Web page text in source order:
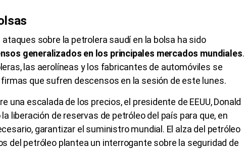
sobre la petrolera saudí en la bolsa ha sido
generalizados en los principales mercados mundiales.
las aerolíneas y los fabricantes de automóviles se
que sufren descensos en la sesión de este lunes.
una escalada de los precios, el presidente de EEUU, Donald
liberación de reservas de petróleo del país para que, en
garantizar el suministro mundial. El alza del petróleo
del petróleo plantea un interrogante sobre la seguridad de